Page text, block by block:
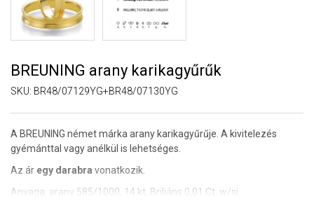
BREUNING arany karikagyűrűk
SKU: BR48/07129YG+BR48/07130YG
A BREUNING német márka arany karikagyűrűje. A kivitelezés
gyémánttal vagy anélkül is lehetséges.
Az ár egy darabra vonatkozik.
Anyaga: arany 585/1000, 14 kt, Briliáns 0,01 Ct. w/si.